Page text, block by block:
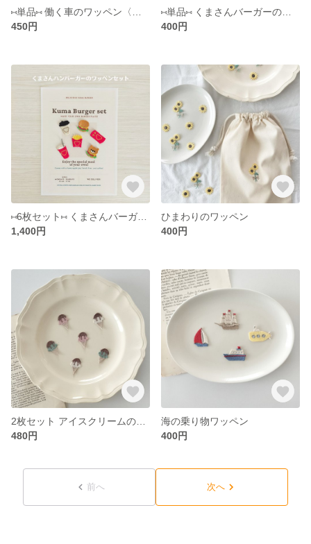
450円
400円
⑅ 6枚セット⑅ くまさんバーガーのワッペン
1,400円
ひまわりのワッペン
400円
480円
海の乗り物ワッペン
400円
前へ 次へ